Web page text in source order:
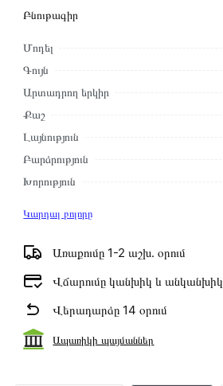
Բնութագիր
Մոդել
Գույն
Արտադրող երկիր
Քաշ
Լայնություն
Բարձրություն
Խորություն
Կարդալ բոլորը
Առաքումը 1-2 աշխ․ օրում
Վճարումը կանխիկ և անկանխիկ
Վերադարձը 14 օրում
Ապառիկի պայմաններ